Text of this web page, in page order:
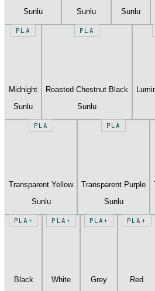
Sunlu
Sunlu
Sunlu
PLA
Midnight
Sunlu
PLA
Roasted Chestnut Black
Sunlu
PLA
Transparent Yellow
Sunlu
PLA
Transparent Purple
Sunlu
PLA+
Black
PLA+
White
PLA+
Grey
PLA+
Red